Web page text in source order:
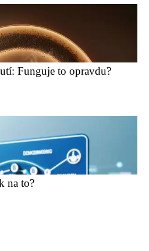
Funguje to opravdu?
na to?